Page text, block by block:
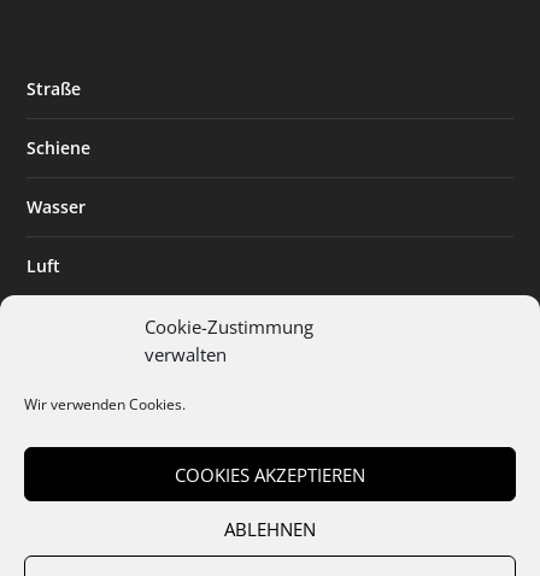
Cookie-Zustimmung
verwalten
Wir verwenden Cookies.
COOKIES AKZEPTIEREN
ABLEHNEN
Straße
Schiene
Wasser
Luft
Digitalisierung